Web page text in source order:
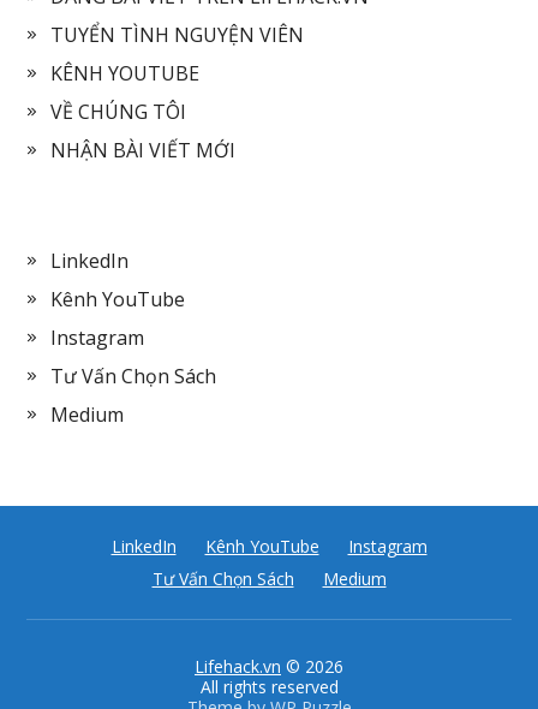
TUYỂN TÌNH NGUYỆN VIÊN
KÊNH YOUTUBE
VỀ CHÚNG TÔI
NHẬN BÀI VIẾT MỚI
LinkedIn
Kênh YouTube
Instagram
Tư Vấn Chọn Sách
Medium
LinkedIn Kênh YouTube
Instagram
Tư Vấn Chọn Sách
Medium
Lifehack.vn © 2026
All rights reserved